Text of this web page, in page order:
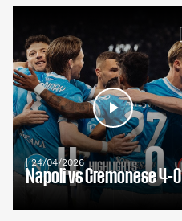
| 24/04/2026
Napoli vs Cremonese 4-0